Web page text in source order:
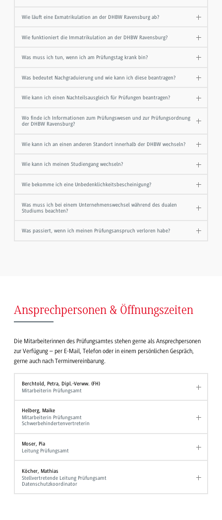
Wie läuft eine Exmatrikulation an der DHBW Ravensburg ab?
Wie funktioniert die Immatrikulation an der DHBW Ravensburg?
Was muss ich tun, wenn ich am Prüfungstag krank bin?
Was bedeutet Nachgraduierung und wie kann ich diese beantragen?
Wie kann ich einen Nachteilsausgleich für Prüfungen beantragen?
Wo finde ich Informationen zum Prüfungswesen und zur Prüfungsordnung
der DHBW Ravensburg?
Wie kann ich an einen anderen Standort innerhalb der DHBW wechseln?
Wie kann ich meinen Studiengang wechseln?
Wie bekomme ich eine Unbedenklichkeitsbescheinigung?
Was muss ich bei einem Unternehmenswechsel während des dualen
Studiums beachten?
Was passiert, wenn ich meinen Prüfungsanspruch verloren habe?
Ansprechpersonen & Öffnungszeiten
Die Mitarbeiterinnen des Prüfungsamtes stehen gerne als Ansprechpersonen
zur Verfügung – per E-Mail, Telefon oder in einem persönlichen Gespräch,
gerne auch nach Terminvereinbarung.
Berchtold, Petra, Dipl.-Verww. (FH)
Mitarbeiterin Prüfungsamt
Helberg, Maike
Mitarbeiterin Prüfungsamt
Schwerbehindertenvertreterin
Moser, Pia
Leitung Prüfungsamt
Köcher, Mathias
Stellvertretende Leitung Prüfungsamt
Datenschutzkoordinator